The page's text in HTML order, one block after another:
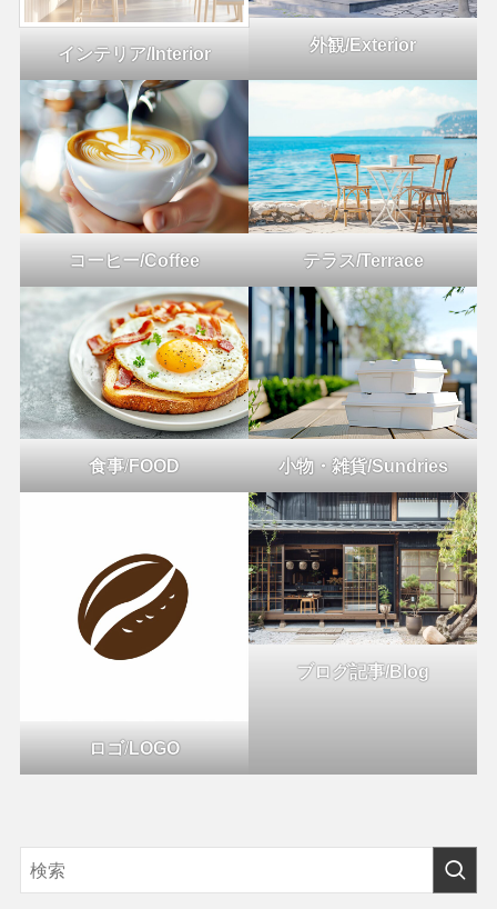
インテリア/Interior 外観/Exterior
コーヒー/Coffee テラス/Terrace
食事/FOOD 小物・雑貨/Sundries
ロゴ/LOGO
ブログ記事/Blog